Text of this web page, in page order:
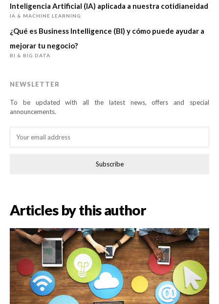
Inteligencia Artificial (IA) aplicada a nuestra cotidianeidad
IA & MACHINE LEARNING
¿Qué es Business Intelligence (BI) y cómo puede ayudar a
mejorar tu negocio?
BI & BIG DATA
NEWSLETTER
To be updated with all the latest news, offers and special
announcements.
Subscribe
Articles by this author